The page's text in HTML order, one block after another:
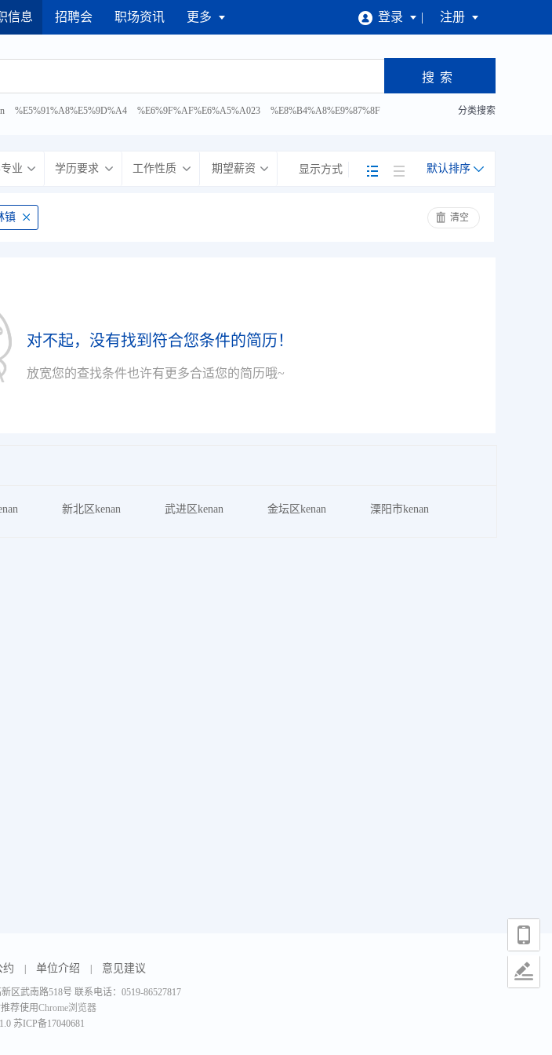
· 2026年8月7日 综合性人才招聘会
信息 招聘会 职场资讯 更多 登录 注册
%E5%91%A8%E5%9D%A4 %E6%9F%AF%E6%A5%A023
%E8%B4%A8%E9%87%8F
分类搜索
业 学历要求 工作性质 期望薪资 显示方式 默认排序
镇 清空
对不起，没有找到符合您条件的简历！
放宽您的查找条件也许有更多合适您的简历哦~
新北区kenan 武进区kenan 金坛区kenan 溧阳市kenan
约 单位介绍 意见建议
区武南路518号 联系电话：0519-86527817
荐使用Chrome浏览器
苏ICP备17040681